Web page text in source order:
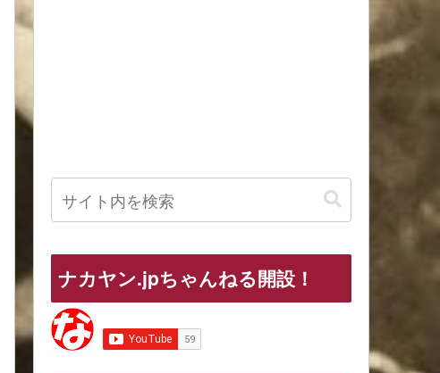
ナカヤン.jpちゃんねる開設！